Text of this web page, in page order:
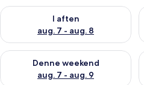
I aften
aug. 7 - aug. 8
Tjek tilgængelighed for i aften
Denne weekend
aug. 7 - aug. 9
Tjek tilgængelighed for denne